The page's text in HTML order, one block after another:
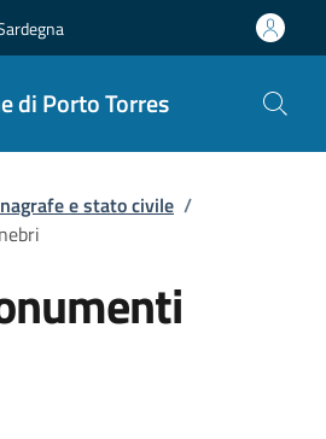
di Porto Torres
e stato civile /